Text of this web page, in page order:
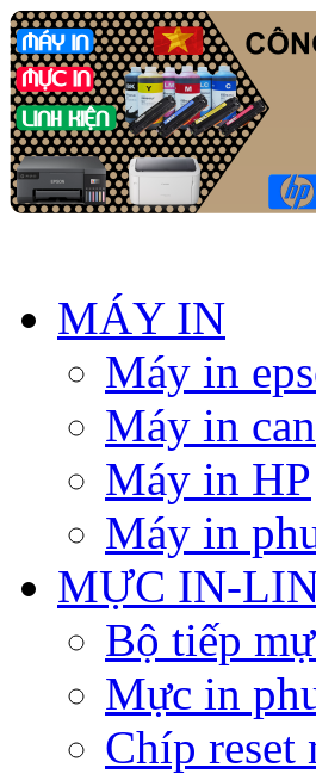
MÁY IN
Máy in
Máy in
Máy in HP
Máy in
MỰC IN-
Bộ tiếp
Mực in
Chíp reset